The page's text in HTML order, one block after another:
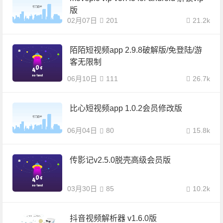
版
02月07日 21.2k
201
陌陌短视频app 2.9.8破解版/免登陆/游
客无限制
06月10日 26.7k
111
比心短视频app 1.0.2会员修改版
06月04日 15.8k
80
传影记v2.5.0脱壳高级会员版
03月30日 10.2k
85
抖音视频解析器 v1.6.0版